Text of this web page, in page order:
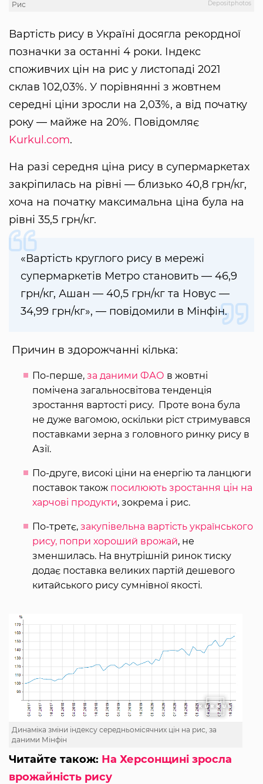
Depositphotos
Рис
Вартість рису в Україні досягла рекордної
позначки за останні 4 роки. Індекс
споживчих цін на рис у листопаді 2021
склав 102,03%. У порівнянні з жовтнем
середні ціни зросли на 2,03%, а від початку
року — майже на 20%. Повідомляє
Kurkul.com.
На разі середня ціна рису в супермаркетах
закріпилась на рівні — близько 40,8 грн/кг,
хоча на початку максимальна ціна була на
рівні 35,5 грн/кг.
«Вартість круглого рису в мережі
супермаркетів Метро становить — 46,9
грн/кг, Ашан — 40,5 грн/кг та Новус —
34,99 грн/кг», — повідомили в Мінфін.
Причин в здорожчанні кілька:
По-перше, за даними ФАО в жовтні
помічена загальносвітова тенденція
зростання вартості рису. Проте вона була
не дуже вагомою, оскільки ріст стримувався
поставками зерна з головного ринку рису в
Азії.
По-друге, високі ціни на енергію та ланцюги
поставок також посилюють зростання цін на
харчові продукти, зокрема і рис.
По-третє, закупівельна вартість українського
рису, попри хороший врожай, не
зменшилась. На внутрішній ринок тиску
додає поставка великих партій дешевого
китайського рису сумнівної якості.
Динаміка зміни індексу середньомісячних цін на рис, за
даними Мінфін
Читайте також: На Херсонщині зросла
врожайність рису